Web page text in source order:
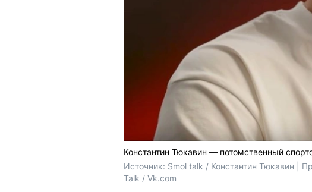
Константин Тюкавин — потомственный
Источник: Smol talk / Константин Тюкавин |
Talk / Vk.com